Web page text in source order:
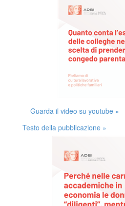
Guarda il video su youtube »
Testo della pubblicazione »